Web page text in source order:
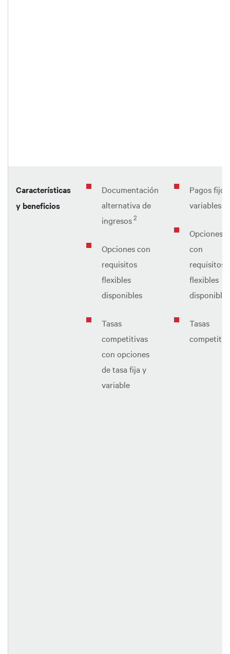
Características
y beneficios
Documentación
alternativa de
ingresos2
Opciones con
requisitos
flexibles
disponibles
Tasas
competitivas
con opciones
de tasa fija y
variable
Pagos
variables
Opciones
con
requisitos
flexibles
disponibles
Tasas